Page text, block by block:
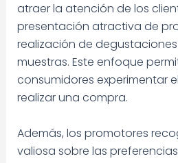
atraer la atención de los
presentación atractiva de
realización de
muestras. Este enfoque
consumidores experimentar
realizar una compra.
Además, los promotores
valiosa sobre las